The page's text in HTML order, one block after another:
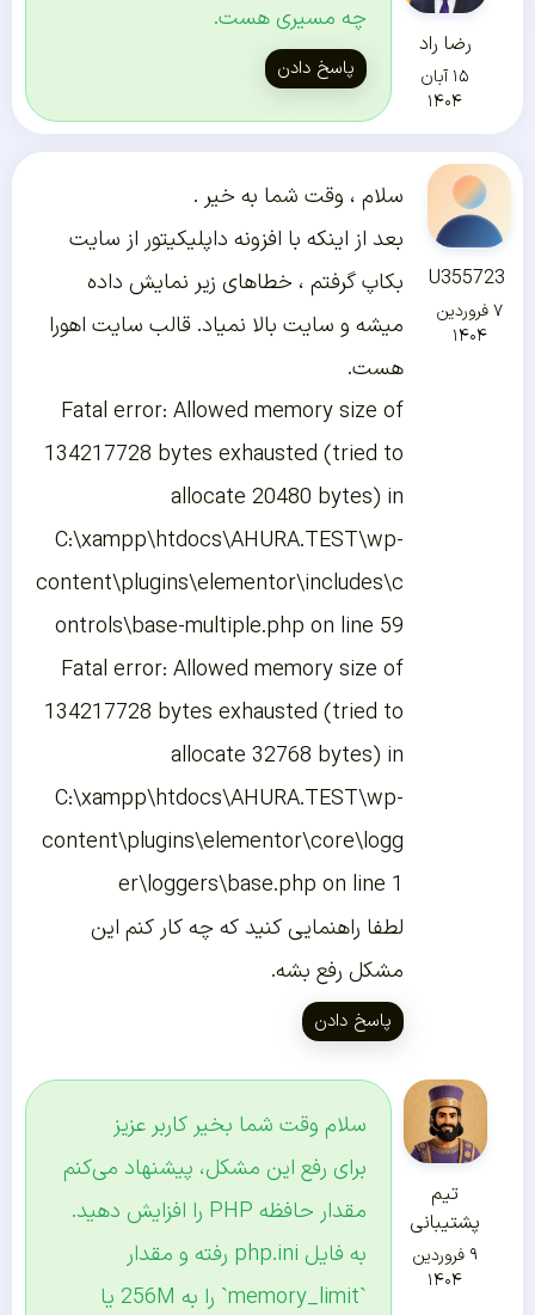
رضا راد
۱۵ آبان
۱۴۰۴
چه مسیری هست.
پاسخ دادن
U355723
۷ فروردین
۱۴۰۴
سلام ، وقت شما به خیر .
بعد از اینکه با افزونه داپلیکیتور از سایت
بکاپ گرفتم ، خطاهای زیر نمایش داده
میشه و سایت بالا نمیاد. قالب سایت اهورا
هست.
Fatal error: Allowed memory size of
134217728 bytes exhausted (tried to
allocate 20480 bytes) in
C:\xampp\htdocs\AHURA.TEST\wp-
content\plugins\elementor\includes\c
ontrols\base-multiple.php on line 59
Fatal error: Allowed memory size of
134217728 bytes exhausted (tried to
allocate 32768 bytes) in
C:\xampp\htdocs\AHURA.TEST\wp-
content\plugins\elementor\core\logg
er\loggers\base.php on line 1
لطفا راهنمایی کنید که چه کار کنم این
مشکل رفع بشه.
پاسخ دادن
تیم
پشتیبانی
۹ فروردین
۱۴۰۴
سلام وقت شما بخیر کاربر عزیز
برای رفع این مشکل، پیشنهاد می‌کنم
مقدار حافظه PHP را افزایش دهید.
به فایل php.ini رفته و مقدار
`memory_limit` را به 256M یا